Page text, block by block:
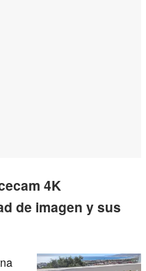
4K
de imagen y sus